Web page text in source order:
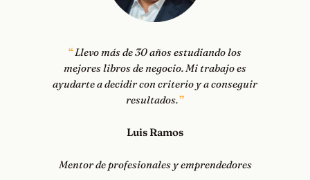
Llevo más de 30 años estudiando los
mejores libros de negocio. Mi trabajo es
ayudarte a decidir con criterio y a conseguir
resultados.
Luis Ramos
Mentor de profesionales y emprendedores